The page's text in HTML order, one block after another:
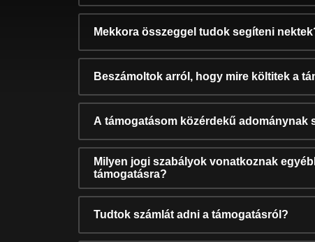
Mekkora összeggel tudok segíteni
Beszámoltok arról, hogy mire költitek a
A támogatásom közérdekű adománynak
Milyen jogi szabályok vonatkoznak
támogatásra?
Tudtok számlát adni a támogatásról?